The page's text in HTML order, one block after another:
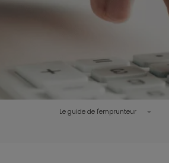
Le guide de l'emprunteur